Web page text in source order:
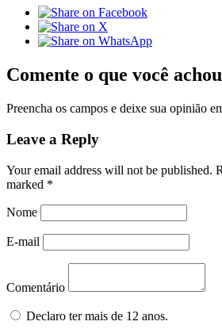
Comente o que você achou
Preencha os campos e deixe sua opinião
Leave a Reply
Your email address will not be published.
marked *
Nome
E-mail
Comentário
Declaro ter mais de 12 anos.